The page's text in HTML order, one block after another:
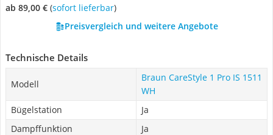
ab 89,00 € ( Sofort lieferbar)
Preisvergleich und weitere Angebote
Technische Details
Modell
Braun CareStyle 1 Pro IS 1511
WH
Bügelstation
Ja
Dampffunktion
Ja